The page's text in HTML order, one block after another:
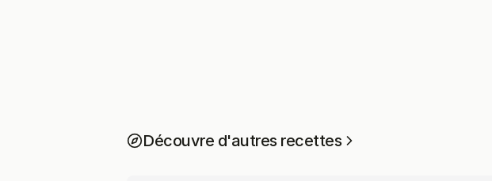
Découvre d'autres recettes